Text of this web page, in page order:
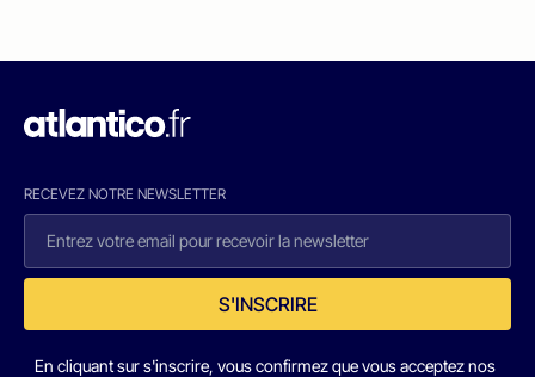
RECEVEZ NOTRE NEWSLETTER
S'INSCRIRE
En cliquant sur s'inscrire, vous confirmez que vous acceptez nos